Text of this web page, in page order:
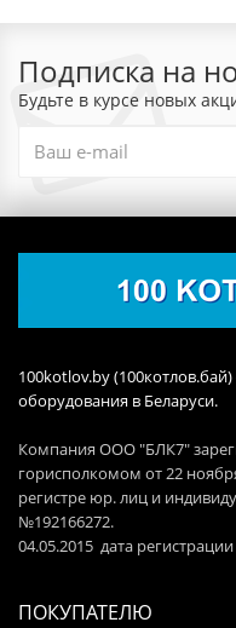
Подписка на
Будьте в курсе новых
100kotlov.by
оборудования в Беларуси.
Компания ООО "БЛК7"
горисполкомом от 22
регистре юр. лиц и
№192166272.
04.05.2015 дата
ПОКУПАТЕЛЮ